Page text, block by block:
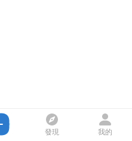
發現 我的